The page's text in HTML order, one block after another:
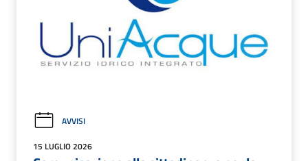
AVVISI
15 LUGLIO 2026